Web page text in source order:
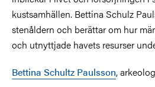
kustsamhällen. Bettina Schulz
stenåldern och berättar om hur
och utnyttjade havets resurser
Bettina Schultz Paulsson,